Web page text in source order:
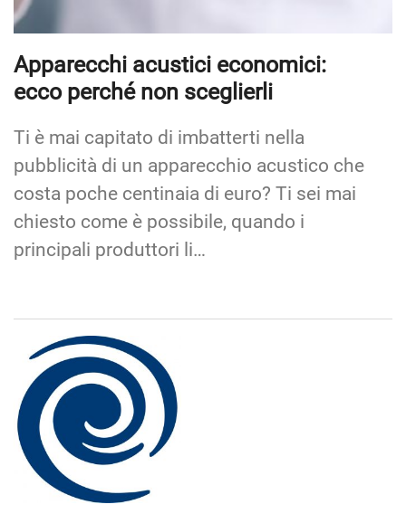
Apparecchi acustici economici:
ecco perché non sceglierli
Ti è mai capitato di imbatterti nella
pubblicità di un apparecchio acustico che
costa poche centinaia di euro? Ti sei mai
chiesto come è possibile, quando i
principali produttori li…